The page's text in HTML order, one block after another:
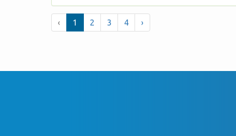
‹ 1 2 3 4 ›